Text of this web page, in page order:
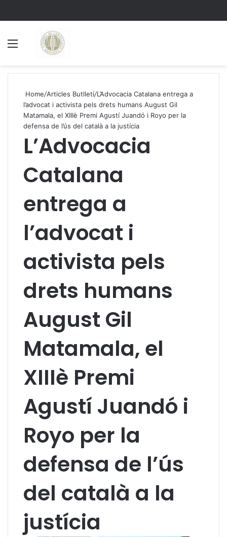
Home/Articles Butlletí/L’Advocacia Catalana entrega a
l’advocat i activista pels drets humans August Gil
Matamala, el XIIIè Premi Agustí Juandó i Royo per la
defensa de l’ús del català a la justícia
L’Advocacia
Catalana
entrega a
l’advocat i
activista pels
drets humans
August Gil
Matamala, el
XIIIè Premi
Agustí Juandó i
Royo per la
defensa de l’ús
del català a la
justícia